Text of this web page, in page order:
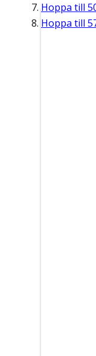
Hoppa till
Hoppa till